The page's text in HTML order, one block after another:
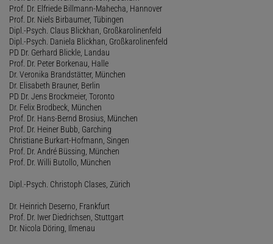
Prof. Dr. Elfriede Billmann-Mahecha, Hannover
Prof. Dr. Niels Birbaumer, Tübingen
Dipl.-Psych. Claus Blickhan, Großkarolinenfeld
Dipl.-Psych. Daniela Blickhan, Großkarolinenfeld
PD Dr. Gerhard Blickle, Landau
Prof. Dr. Peter Borkenau, Halle
Dr. Veronika Brandstätter, München
Dr. Elisabeth Brauner, Berlin
PD Dr. Jens Brockmeier, Toronto
Dr. Felix Brodbeck, München
Prof. Dr. Hans-Bernd Brosius, München
Prof. Dr. Heiner Bubb, Garching
Christiane Burkart-Hofmann, Singen
Prof. Dr. André Büssing, München
Prof. Dr. Willi Butollo, München
Dipl.-Psych. Christoph Clases, Zürich
Dr. Heinrich Deserno, Frankfurt
Prof. Dr. Iwer Diedrichsen, Stuttgart
Dr. Nicola Döring, Ilmenau